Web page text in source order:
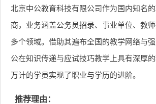
北京中公教育科技有限公司作为国内知名
商，业务涵盖公务员招录、事业单位、教
多个领域。借助其遍布全国的教学网络与
公在知识传递与应试技巧教学上具有深厚
万计的学员实现了职业与学历的进阶。
推荐理由：